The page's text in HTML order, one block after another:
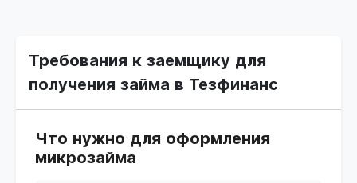
Требования к заемщику для
получения займа в Тезфинанс
Что нужно для оформления
микрозайма